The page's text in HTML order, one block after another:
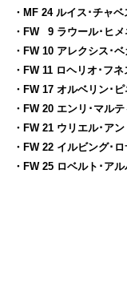
・MF 24 ルイス･チャ
・FW
09 ラウール･ヒ
・FW 10 アレクシス･
・FW 11 ロヘリオ･フ
・FW 17 オルベリン･
・FW 20 エンリ･マル
・FW 21 ウリエル･ア
・FW 22 イルビング･
・FW 25 ロベルト･ア